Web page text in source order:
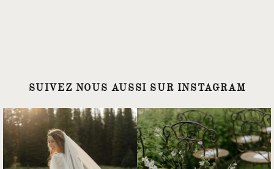
SUIVEZ NOUS AUSSI SUR INSTAGRAM